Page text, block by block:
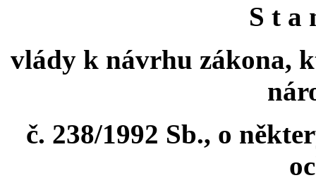
S t a
vlády k návrhu zákona,
č. 238/1992 Sb., o